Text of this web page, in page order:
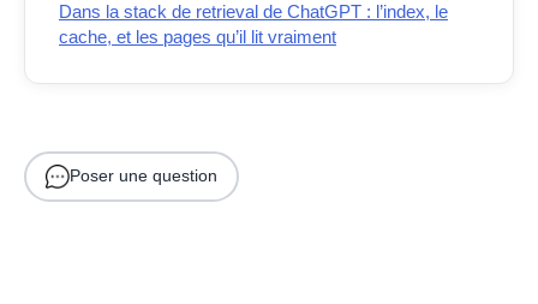
Dans la stack de retrieval de ChatGPT : l’index, le
cache, et les pages qu’il lit vraiment
Poser une question